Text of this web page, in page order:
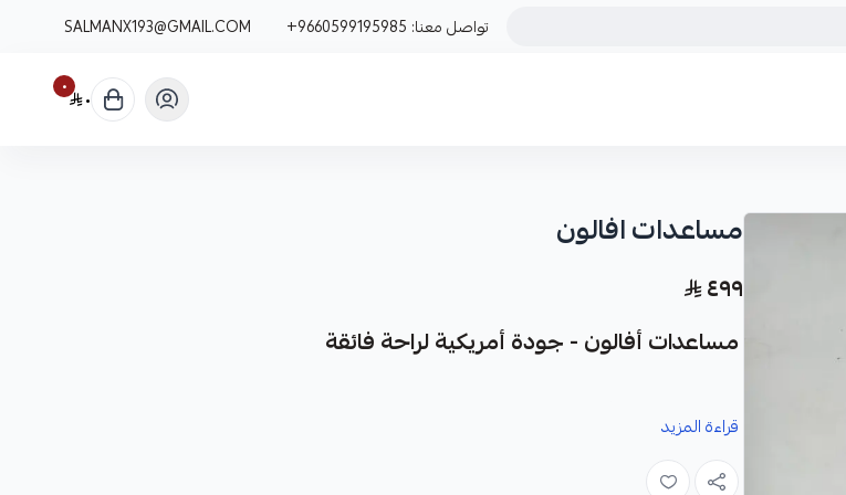
تواصل معنا: +9660599195985
SALMANX193@GMAIL.COM
٠ ٠
مساعدات افالون
٤٩٩
مساعدات أفالون - جودة أمريكية لراحة فائقة
PARTS) الأمريكية، المصممة خصيصاً لتعزيز تجربة قيادتك.
قراءة المزيد